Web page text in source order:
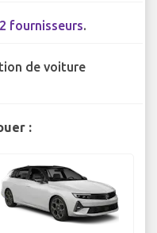
2 fournisseurs.
de voiture
: